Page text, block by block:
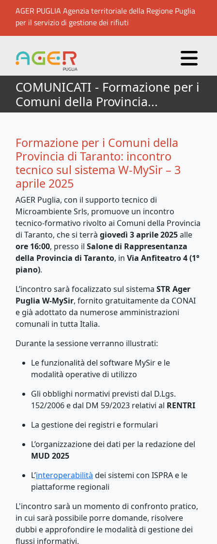
AGER PUGLIA Agenzia territoriale della Regione Puglia
per il servizio di gestione dei rifiuti
COMUNICATI - Formazione per i
Comuni della Provincia...
Formazione per i Comuni della
Provincia di Taranto: incontro
tecnico sul sistema W-MySir – 3
aprile 2025
AGER Puglia, con il supporto tecnico di
Microambiente Srls, promuove un incontro
tecnico-formativo rivolto ai Comuni della Provincia
di Taranto, che si terrà giovedì 3 aprile 2025alle
ore 16:00, presso il Salone di Rappresentanza
della Provincia di Taranto, in Via Anfiteatro 4 (1°
piano).
L’incontro sarà focalizzato sul sistema STR Ager
Puglia W-MySir, fornito gratuitamente da CONAI
e già adottato da numerose amministrazioni
comunali in tutta Italia.
Durante la sessione verranno illustrati:
Le funzionalità del software MySir e le
modalità operative di utilizzo
Gli obblighi normativi previsti dal D.Lgs.
152/2006 e dal DM 59/2023 relativi al RENTRI
La gestione dei registri e formulari
L’organizzazione dei dati per la redazione del
MUD 2025
L’interoperabilità dei sistemi con ISPRA e le
piattaforme regionali
L'incontro sarà un momento di confronto pratico,
in cui sarà possibile porre domande, risolvere
dubbi e approfondire le modalità di gestione dei
flussi informativi.